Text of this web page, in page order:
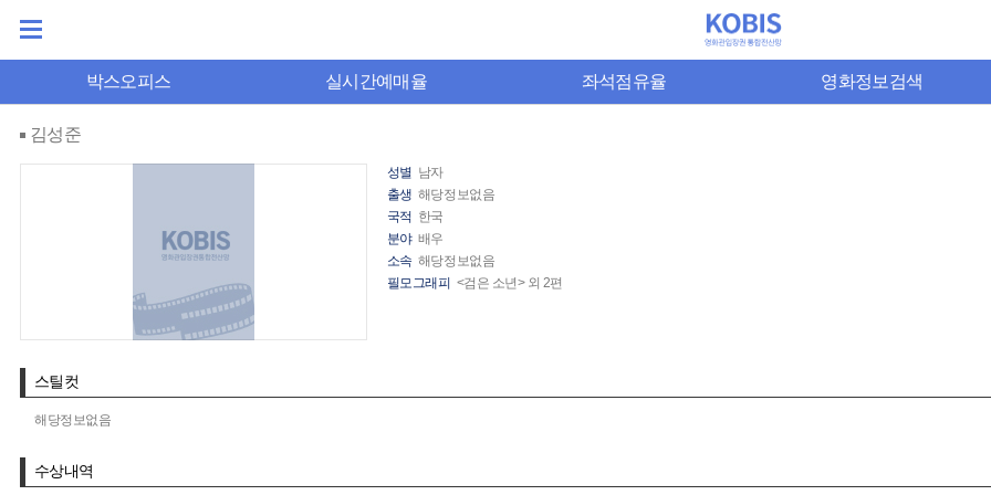
박스오피스 실시간예매율 좌석점유율 영화정보검색
김성준
성별 남자
출생 해당정보없음
국적 한국
분야 배우
소속 해당정보없음
필모그래피 <검은 소년> 외 2편
스틸컷
해당정보없음
수상내역